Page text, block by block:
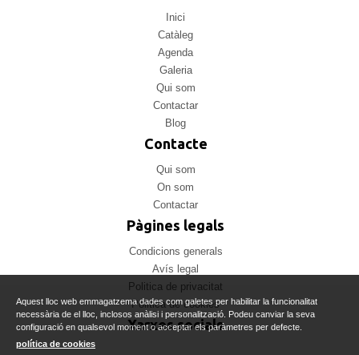
Inici
Catàleg
Agenda
Galeria
Qui som
Contactar
Blog
Contacte
Qui som
On som
Contactar
Pàgines legals
Condicions generals
Avís legal
Politica de privacitat
Politica de cookies
Xarxes socials
Aquest lloc web emmagatzema dades com galetes per habilitar la funcionalitat
necessària de el lloc, inclosos anàlisi i personalització. Podeu canviar la seva
configuració en qualsevol moment o acceptar els paràmetres per defecte.
política de cookies